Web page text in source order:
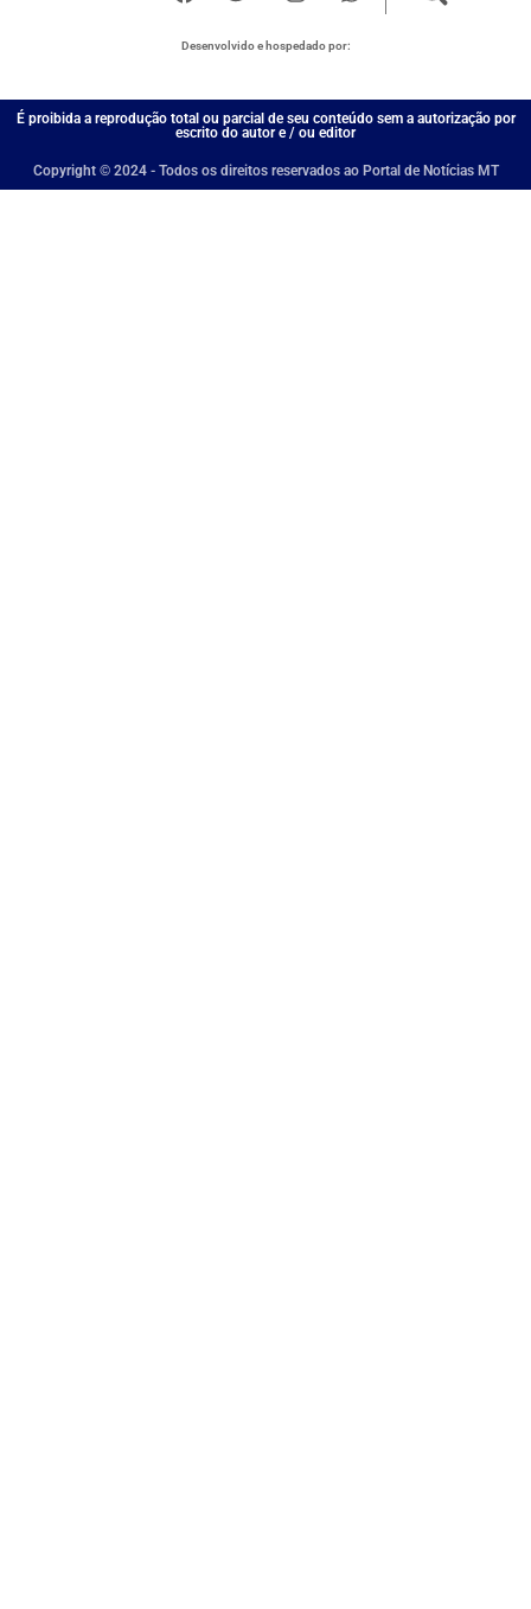
Desenvolvido e hospedado por:
É proibida a reprodução total ou parcial de seu conteúdo sem a autorização por
escrito do autor e / ou editor
Copyright © 2024 - Todos os direitos reservados ao Portal de Notícias MT